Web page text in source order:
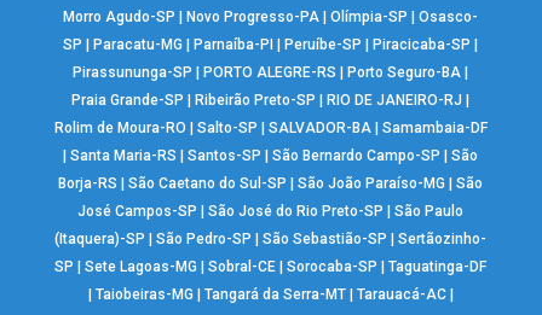
Morro Agudo-SP
Novo Progresso-PA |Olímpia-SP |Osasco-
SP
Paracatu-MG Parnaíba-PI Peruíbe-SP Piracicaba-SP
Pirassununga-SP
PORTO ALEGRE-RS Porto Seguro-BA
Praia Grande-SP
Ribeirão Preto-SP RIO DE JANEIRO-RJ
Rolim de Moura-RO
Salto-SP SALVADOR-BA| Samambaia-DF
|Santa Maria-RS |Santos-SP |São Bernardo Campo-SP |São
Borja-RS
|São Caetano do Sul-SP |São João Paraíso-MG |São
José Campos-SP
|São José do Rio Preto-SP |São Paulo
(Itaquera)-SP
|São Pedro-SP |São Sebastião-SP |Sertãozinho-
SP
|Sete Lagoas-MG |Sobral-CE |Sorocaba-SP |Taguatinga-DF
Taiobeiras-MG Tangará da Serra-MT| Tarauacá-AC|